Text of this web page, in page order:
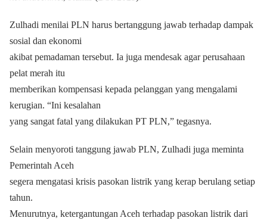
Zulhadi menilai PLN harus bertanggung jawab terhadap dampak
sosial dan ekonomi
akibat pemadaman tersebut. Ia juga mendesak agar perusahaan
pelat merah itu
memberikan kompensasi kepada pelanggan yang mengalami
kerugian. “Ini kesalahan
yang sangat fatal yang dilakukan PT PLN,” tegasnya.
Selain menyoroti tanggung jawab PLN, Zulhadi juga meminta
Pemerintah Aceh
segera mengatasi krisis pasokan listrik yang kerap berulang setiap
tahun.
Menurutnya, ketergantungan Aceh terhadap pasokan listrik dari